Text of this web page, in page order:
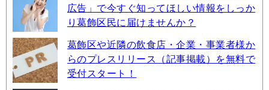
広告」で今すぐ知ってほしい情報をしっか
り葛飾区民に届けませんか？
葛飾区や近隣の飲食店・企業・事業者様か
らのプレスリリース（記事掲載）を無料で
受付スタート！